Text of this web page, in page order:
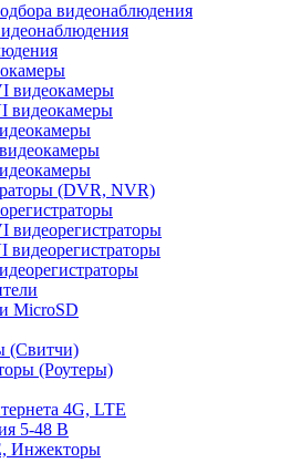
видеонаблюдения
видеокамеры
видеокамеры
(DVR, NVR)
видеорегистраторы
видеорегистраторы
MicroSD
(Свитчи)
(Роутеры)
4G, LTE
5-48 В
Инжекторы